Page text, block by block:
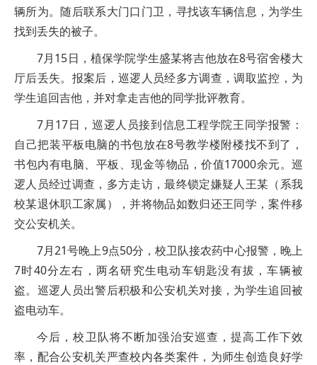
辆所为。随后联系大门口门卫，寻找该车辆信息，为学生
找到丢失的被子。
7月15日，植保学院学生盛某将吉他放在8号宿舍楼大
厅后丢失。报案后，巡逻人员经多方调查，调取监控，为
学生追回吉他，并对拿走吉他的同学批评教育。
7月17日，巡逻人员接到信息工程学院王同学报警：
自己把装平板电脑的书包放在8号教学楼附楼找不到了，
书包内有电脑、平板、现金等物品，价值17000余元。巡
逻人员经过调查，多方走访，最终锁定嫌疑人王某（系我
校某退休职工家属），并将物品如数归还王同学，案件移
交公安机关。
7月21号晚上9点50分，校卫队接农药中心报警，晚上
7时40分左右，两名研究生电动车钥匙没有拔，车辆被
盗。巡逻人员出警后积极和公安机关对接，为学生追回被
盗电动车。
今后，校卫队将不断加强治安巡查，提高工作下效
率，配合公安机关严查校内各类案件，为师生创造良好学